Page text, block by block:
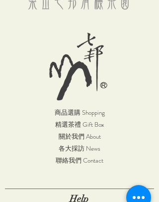
商品選購 Shopping
精選茶禮 Gift Box
關於我們 About
各大採訪 News
聯絡我們 Contact
Help